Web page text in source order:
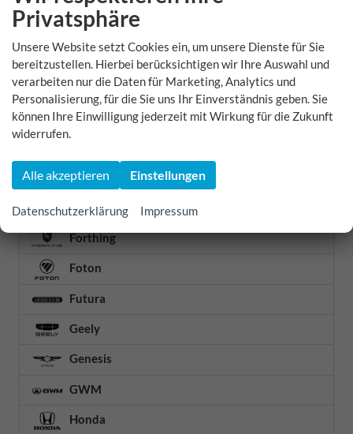
Cupra
Dacia
DFSK
DS Automobiles
Fiat
Ford
Forthing
Foton
Futura
Geely
Genesis
GWM
Honda
Privatsphäre
Unsere Website setzt Cookies ein, um unsere Dienste für Sie
bereitzustellen. Hierbei berücksichtigen wir Ihre Auswahl und
verarbeiten nur die Daten für Marketing, Analytics und
Personalisierung, für die Sie uns Ihr Einverständnis geben. Sie
können Ihre Einwilligung jederzeit mit Wirkung für die Zukunft
widerrufen.
Alle akzeptieren Einstellungen
Datenschutzerklärung Impressum